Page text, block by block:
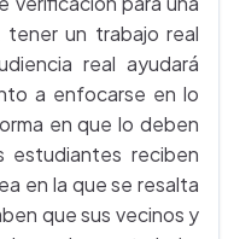
tener un trabajo real
real ayudará
a enfocarse en lo
en que lo deben
estudiantes reciben
en la que se resalta
que sus vecinos y